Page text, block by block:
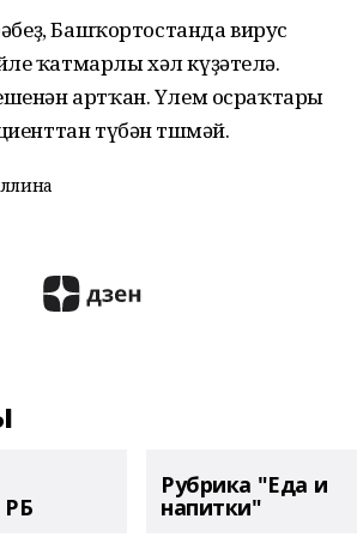
Башҡортостанда вирус
ҡатмарлы хәл күҙәтелә.
артҡан. Үлем осраҡтары
түбән төшмәй.
РБ
Рубрика "Еда и
напитки"